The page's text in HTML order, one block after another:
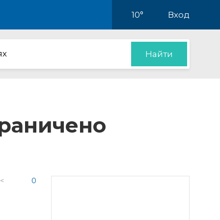
10° Вход
Найти
0